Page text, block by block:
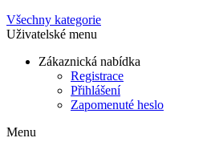
Všechny kategorie
Uživatelské menu
Zákaznická nabídka
Registrace
Přihlášení
Zapomenuté heslo
Menu